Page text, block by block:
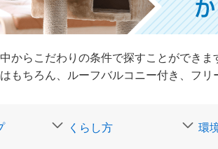
からこだわりの条件で探すことができ
もちろん、ルーフバルコニー付き、フ
くらし方 環